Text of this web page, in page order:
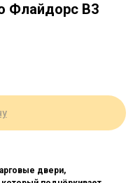
Флайдорс B3
двери,